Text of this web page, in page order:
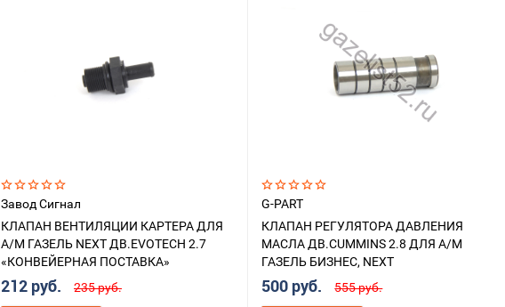
Завод Сигнал
КЛАПАН ВЕНТИЛЯЦИИ КАРТЕРА ДЛЯ
А/М ГАЗЕЛЬ NEXT ДВ.EVOTECH 2.7
«КОНВЕЙЕРНАЯ ПОСТАВКА»
212 руб. 235 руб.
G-PART
КЛАПАН РЕГУЛЯТОРА ДАВЛЕНИЯ
МАСЛА ДВ.CUMMINS 2.8 ДЛЯ А/М
ГАЗЕЛЬ БИЗНЕС, NEXT
500 руб. 555 руб.